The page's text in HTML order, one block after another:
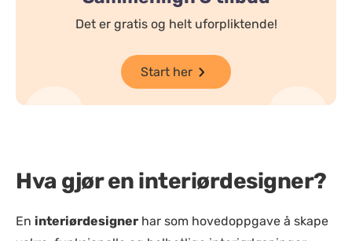
Det er gratis og helt uforpliktende!
Start her
Hva gjør en interiørdesigner?
En interiørdesigner har som hovedoppgave å skape